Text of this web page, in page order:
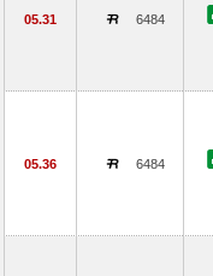
05.31 6484
05.36 6484